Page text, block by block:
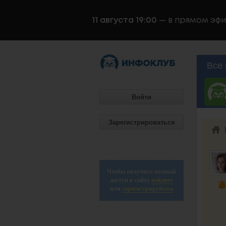
11 августа 19:00 — в прямом
Войти
Зарегистрироваться
Чтобы получить полный
доступ к сайту войдите
или зарегистрируйтесь
Все